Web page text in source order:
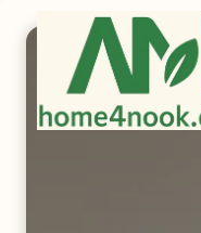
Inhalt